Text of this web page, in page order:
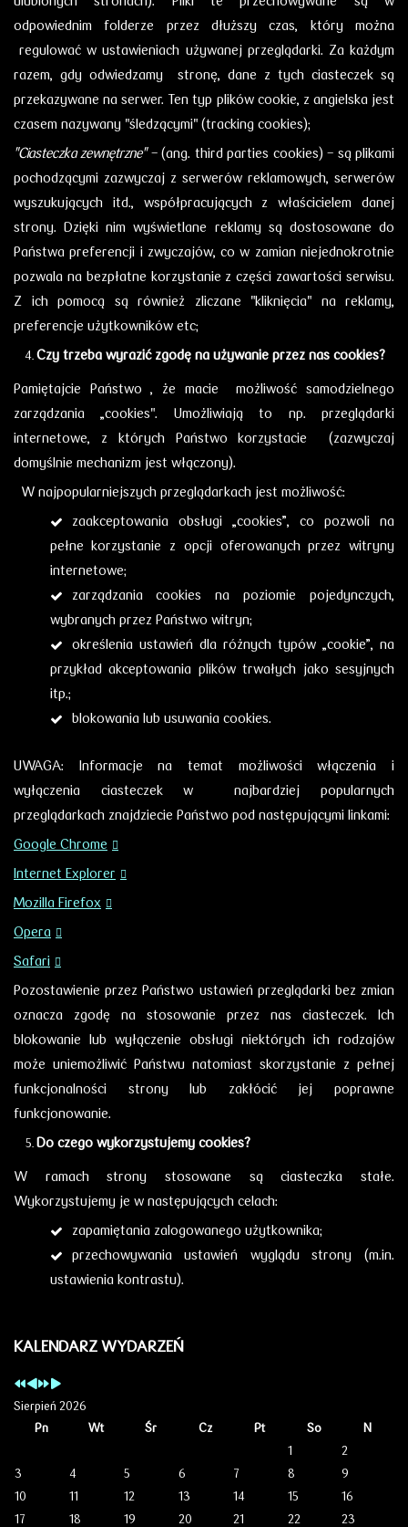
odpowiednim folderze przez dłuższy czas, który można
regulowaćw ustawieniach używanej przeglądarki. Za każdym
razem, gdy odwiedzamy stronę, dane z tych ciasteczek są
przekazywane na serwer. Ten typ plików cookie, z angielska jest
czasem nazywany "śledzącymi" (tracking cookies);
"Ciasteczka zewnętrzne"- (ang. third parties cookies) - są plikami
pochodzącymi zazwyczaj z serwerów reklamowych, serwerów
wyszukujących itd., współpracujących z właścicielem danej
strony. Dzięki nim wyświetlane reklamy są dostosowane do
Państwa preferencji i zwyczajów, co w zamian niejednokrotnie
pozwala na bezpłatne korzystanie z części zawartości serwisu.
Z ich pomocą są również zliczane "kliknięcia" na reklamy,
preferencje użytkowników etc;
Czy trzeba wyrazić zgodę na używanie przez nas cookies?
Pamiętajcie Państwo , że macie możliwość samodzielnego
zarządzania „cookies". Umożliwiają to np. przeglądarki
internetowe, z których Państwo korzystacie (zazwyczaj
domyślnie mechanizm jest włączony).
W najpopularniejszych przeglądarkach jest możliwość:
zaakceptowania obsługi „cookies”, co pozwoli na
pełne korzystanie z opcji oferowanych przez witryny
internetowe;
zarządzania cookies na poziomie pojedynczych,
wybranych przez Państwo witryn;
określenia ustawień dla różnych typów „cookie”, na
przykład akceptowania plików trwałych jako sesyjnych
itp.;
blokowania lub usuwania cookies.
UWAGA: Informacje na temat możliwości włączenia i
wyłączenia ciasteczekw najbardziej popularnych
przeglądarkach znajdziecie Państwo pod następującymi linkami:
Google Chrome
Internet Explorer
Mozilla Firefox
Opera
Safari
Pozostawienie przez Państwo ustawień przeglądarki bez zmian
oznacza zgodę na stosowanie przez nas ciasteczek. Ich
blokowanie lub wyłączenie obsługi niektórych ich rodzajów
może uniemożliwić Państwu natomiast skorzystanie z pełnej
funkcjonalności strony lub zakłócić jej poprawne
funkcjonowanie.
Do czego wykorzystujemy cookies?
W ramach strony stosowane są ciasteczka stałe.
Wykorzystujemy je w następujących celach:
zapamiętania zalogowanego użytkownika;
przechowywania ustawień wyglądu strony (m.in.
ustawienia kontrastu).
KALENDARZ WYDARZEŃ
Sierpień 2026
Pn
Wt Śr Cz Pt So
N
1
2
3
4 5 6 7 8
9
10
11 12 13 14 15
16
17
18 19 20 21 22
23